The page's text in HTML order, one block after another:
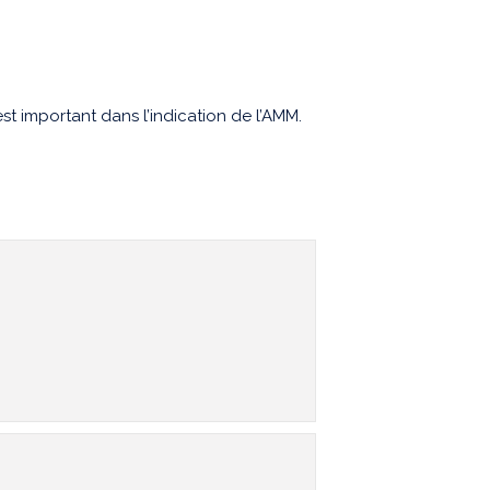
important dans l’indication de l’AMM.